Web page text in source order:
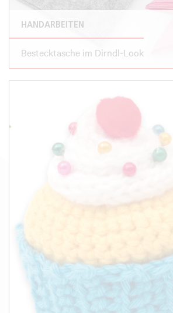
HANDARBEITEN
Bestecktasche im Dirndl-Look